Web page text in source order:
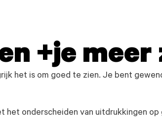
+je meer
het is om goed te zien. Je bent
het onderscheiden van uitdrukkingen